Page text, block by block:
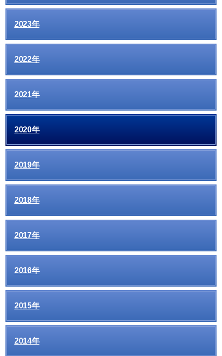
2023年
2022年
2021年
2020年
2019年
2018年
2017年
2016年
2015年
2014年